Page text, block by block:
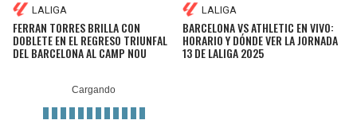
LALIGA
FERRAN TORRES BRILLA CON
DOBLETE EN EL REGRESO TRIUNFAL
DEL BARCELONA AL CAMP NOU
LALIGA
BARCELONA VS ATHLETIC EN VIVO:
HORARIO Y DÓNDE VER LA JORNADA
13 DE LALIGA 2025